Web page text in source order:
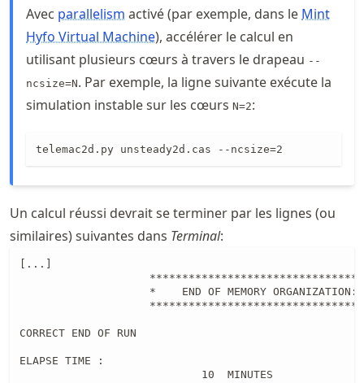
Avec parallelism activé (par exemple, dans le Mint
Hyfo Virtual Machine), accélérer le calcul en
utilisant plusieurs cœurs à travers le drapeau --
ncsize=N. Par exemple, la ligne suivante exécute la
simulation instable sur les cœurs N=2:
telemac2d.py unsteady2d.cas --ncsize=2
Un calcul réussi devrait se terminer par les lignes (ou
similaires) suivantes dans Terminal:
[...]
*    END OF MEMORY ORGANIZATION:
CORRECT END OF RUN
ELAPSE TIME :
                            10  MINUTES